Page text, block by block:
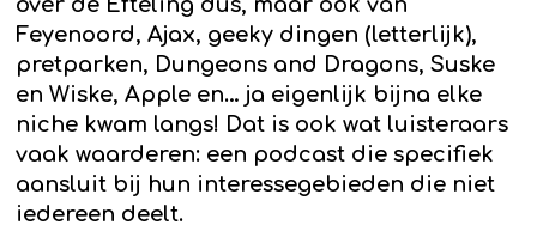
over de Efteling dus, maar ook van
Feyenoord, Ajax, geeky dingen (letterlijk),
pretparken, Dungeons and Dragons, Suske
en Wiske, Apple en… ja eigenlijk bijna elke
niche kwam langs! Dat is ook wat luisteraars
vaak waarderen: een podcast die specifiek
aansluit bij hun interessegebieden die niet
iedereen deelt.